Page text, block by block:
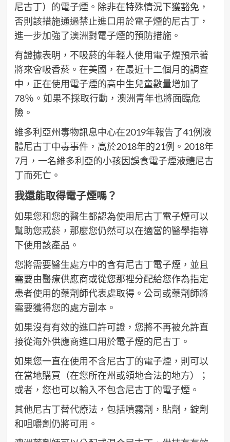
尼古丁）的電子煙。除非在特殊情況下獲豁免，
否則該措施通過禁止進口用於電子煙的尼古丁，
進一步加強了澳洲對電子煙的預防措施。
有證據表明，不吸菸的年輕人使用電子煙預示著
將來會吸香菸。在美國，在最近十二個月的調查
中，正在使用電子煙的高中生兒童數量增加了
78％。如果不採取行動，澳洲青年也將面臨危
險。
維多利亞州毒物訊息中心在2019年報告了41例液
體尼古丁中毒事件，高於2018年的21例。2018年
7月，一名維多利亞的小孩因誤食電子煙液體尼古
丁而死亡。
我還能取得電子煙嗎？
如果您和您的醫生都認為使用尼古丁電子煙可以
幫助您戒菸，那麼您仍然可以在適當的醫學指導
下使用該產品。
您將需要醫生處方中的含有尼古丁電子煙，並且
需要由醫療供應商或從您那裡分配給您作為指定
患者使用的藥劑師代表處取得。公司或藥劑師將
需要獲得您的處方副本。
如果沒有有效的進口許可證，您將不再被允許直
接從海外供應商進口用於電子煙的尼古丁。
如果您一直在使用不含尼古丁的電子煙，則可以
在當地購買（在您所在州或領地合法的地方）；
或者，您也可以輸入不包含尼古丁的電子煙。
其他尼古丁替代療法，包括噴霧劑，貼劑，錠劑
和咀嚼劑仍將可用。